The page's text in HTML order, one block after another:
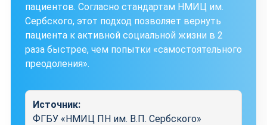
пациентов. Согласно стандартам НМИЦ им.
Сербского, этот подход позволяет вернуть
пациента к активной социальной жизни в 2
раза быстрее, чем попытки «самостоятельного
преодоления».
Источник:
ФГБУ «НМИЦ ПН им. В.П. Сербского»